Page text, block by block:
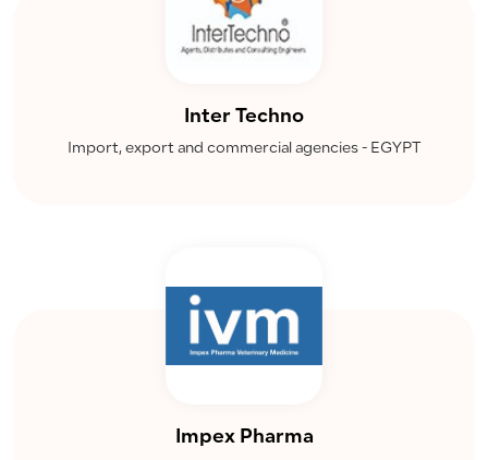
Inter Techno
Import, export and commercial agencies - EGYPT
Impex Pharma